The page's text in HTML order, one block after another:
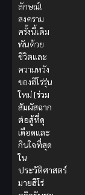
ลักษณ์!
สงคราม
ครั้งนี้เดิม
พันด้วย
ชีวิตและ
ความหวัง
ของฮีโร่รุ่น
ใหม่[ร่วม
สัมผัสฉาก
ต่อสู้ที่ดุ
เดือดและ
กินใจที่สุด
ใน
ประวัติศาสตร์
มายฮีโร่